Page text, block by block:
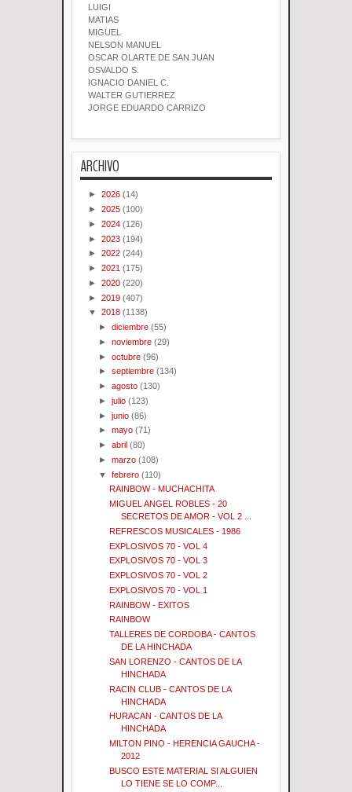
LUIGI
MATIAS
MIGUEL
NELSON MANUEL
OSCAR OLARTE DE SAN JUAN
OSVALDO S.
IGNACIO DANIEL C.
WALTER GUTIERREZ
JORGE EDUARDO CARRIZO
ARCHIVO
► 2026 (14)
► 2025 (100)
► 2024 (126)
► 2023 (194)
► 2022 (244)
► 2021 (175)
► 2020 (220)
► 2019 (407)
▼ 2018 (1138)
►diciembre (55)
►noviembre (29)
►octubre (96)
►septiembre (134)
►agosto (130)
►julio (123)
►junio (86)
►mayo (71)
►abril (80)
►marzo (108)
▼febrero (110)
RAINBOW - MUCHACHITA
MIGUEL ANGEL ROBLES - 20
SECRETOS DE AMOR - VOL 2 ...
REFRESCOS MUSICALES - 1986
EXPLOSIVOS 70 - VOL 4
EXPLOSIVOS 70 - VOL 3
EXPLOSIVOS 70 - VOL 2
EXPLOSIVOS 70 - VOL 1
RAINBOW - EXITOS
RAINBOW
TALLERES DE CORDOBA - CANTOS
DE LA HINCHADA
SAN LORENZO - CANTOS DE LA
HINCHADA
RACIN CLUB - CANTOS DE LA
HINCHADA
HURACAN - CANTOS DE LA
HINCHADA
MILTON PINO - HERENCIA GAUCHA -
2012
BUSCO ESTE MATERIAL SI ALGUIEN
LO TIENE SE LO COMP...